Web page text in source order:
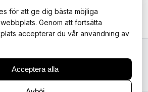
för att ge dig bästa möjliga
Genom att fortsätta
accepterar du vår användning av
Acceptera alla